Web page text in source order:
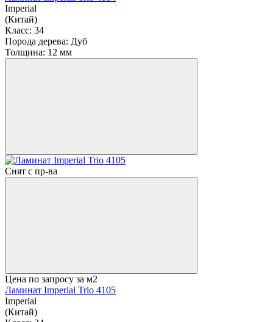
Imperial
(Китай)
Класс: 34
Порода дерева: Дуб
Толщина: 12 мм
Снят с пр-ва
Цена по запросу за м2
Ламинат Imperial Trio 4105
Imperial
(Китай)